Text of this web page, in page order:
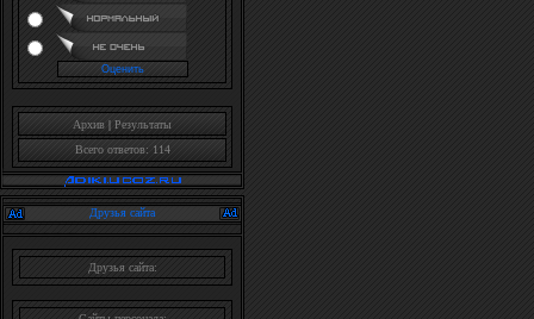
Архив | Результаты
Всего ответов: 114
Друзья сайта
Друзья сайта: